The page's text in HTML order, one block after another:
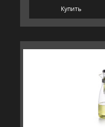
Купить